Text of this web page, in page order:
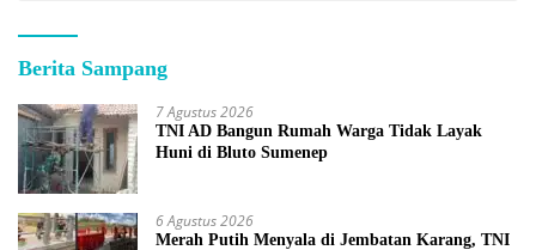
Berita Sampang
7 Agustus 2026
TNI AD Bangun Rumah Warga Tidak Layak
Huni di Bluto Sumenep
6 Agustus 2026
Merah Putih Menyala di Jembatan Karang, TNI